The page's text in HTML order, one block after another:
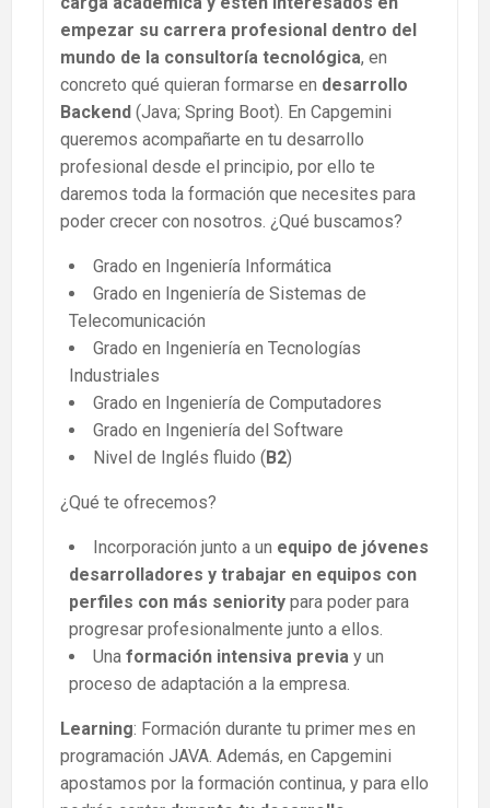
empezar su carrera profesional dentro del
mundo de la consultoría tecnológica, en
concreto qué quieran formarse en desarrollo
Backend (Java; Spring Boot). En Capgemini
queremos acompañarte en tu desarrollo
profesional desde el principio, por ello te
daremos toda la formación que necesites para
poder crecer con nosotros. ¿Qué buscamos?
Grado en Ingeniería Informática
Grado en Ingeniería de Sistemas de
Telecomunicación
Grado en Ingeniería en Tecnologías
Industriales
Grado en Ingeniería de Computadores
Grado en Ingeniería del Software
Nivel de Inglés fluido (B2)
¿Qué te ofrecemos?
Incorporación junto a un equipo de jóvenes
desarrolladores y trabajar en equipos con
perfiles con más seniority para poder para
progresar profesionalmente junto a ellos.
Una formación intensiva previa y un
proceso de adaptación a la empresa.
Learning: Formación durante tu primer mes en
programación JAVA. Además, en Capgemini
apostamos por la formación continua, y para ello